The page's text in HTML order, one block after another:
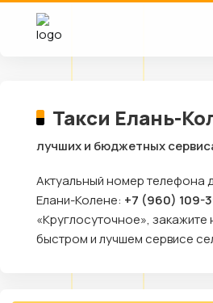
Такси Елань-
лучших и бюджетных
Актуальный номер телефона
Елани-Колене: +7 (960) 109-
«Круглосуточное», закажите
быстром и лучшем сервисе